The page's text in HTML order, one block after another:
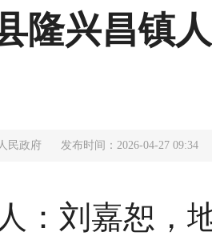
隆兴昌镇
民政府 发布时间：2026-04-27 09:34
：刘嘉恕，